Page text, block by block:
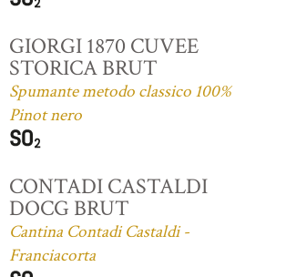
GIORGI 1870 CUVEE
STORICA BRUT
Spumante metodo classico 100%
Pinot nero
CONTADI CASTALDI
DOCG BRUT
Cantina Contadi Castaldi -
Franciacorta